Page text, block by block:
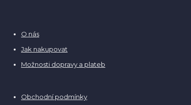
O nás
Jak nakupovat
Možnosti dopravy a plateb
Obchodní podmínky